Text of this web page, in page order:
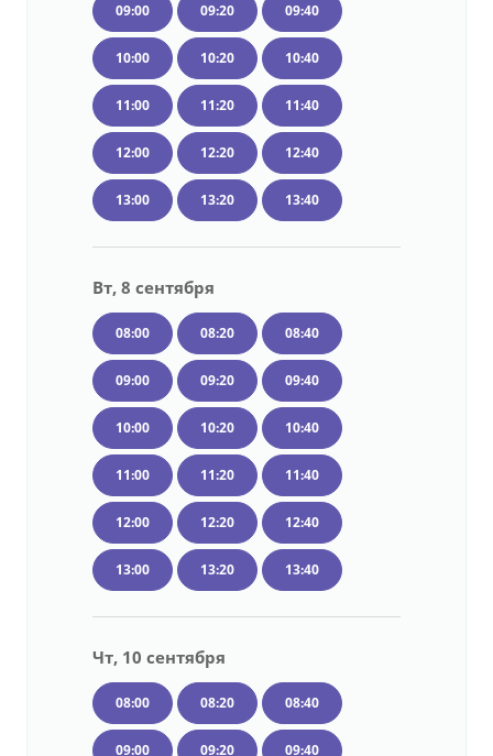
09:00 09:20 09:40
10:00 10:20 10:40
11:00 11:20 11:40
12:00 12:20 12:40
13:00 13:20 13:40
Вт, 8 сентября
08:00 08:20 08:40
09:00 09:20 09:40
10:00 10:20 10:40
11:00 11:20 11:40
12:00 12:20 12:40
13:00 13:20 13:40
Чт, 10 сентября
08:00 08:20 08:40
09:00 09:20 09:40